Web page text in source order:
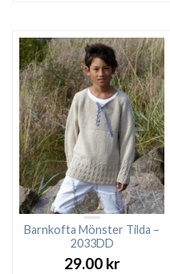
Barnkofta Mönster Tilda –
2033DD
29.00 kr